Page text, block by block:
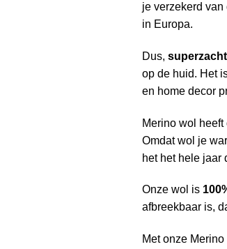
je verzekerd
in Europa.
Dus,
op de huid. Het
en home decor
Merino wol heeft
Omdat wol je
het het hele jaar
Onze wol is
afbreekbaar is,
Met onze Merino